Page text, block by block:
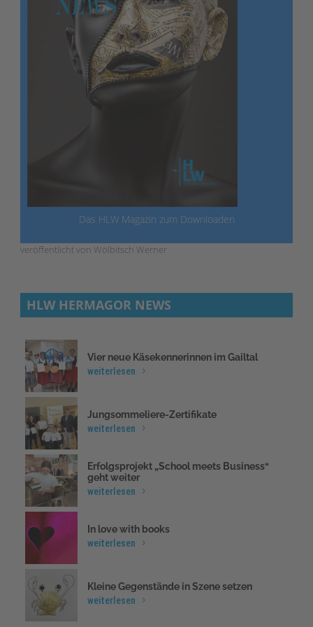
Das HLW Magazin zum Downloaden
veröffentlicht von Wölbitsch Werner
HLW HERMAGOR NEWS
Vier neue Käsekennerinnen im Gailtal
weiterlesen
Jungsommeliere-Zertifikate
weiterlesen
Erfolgsprojekt „School meets Business“
geht weiter
weiterlesen
In love with books
weiterlesen
Kleine Gegenstände in Szene setzen
weiterlesen